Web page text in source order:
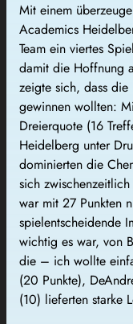
Mit einem
Academics
Team ein viertes
damit die Hoffnung
zeigte sich, dass
gewinnen wollten:
Dreierquote (16
Heidelberg unter
dominierten die
sich
war mit 27 Punkten
spielentscheidende
wichtig es war, von
die – ich wollte
(20 Punkte),
(10) lieferten starke